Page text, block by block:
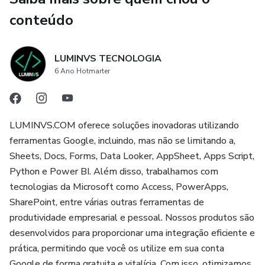
Inscreva-se agora e vamos ser produtivos 🚀
✅ Conheça nossos produtos em:
conteúdo
LUMINVS TECNOLOGIA
6 Ano Hotmarter
LUMINVS.COM oferece soluções inovadoras utilizando
ferramentas Google, incluindo, mas não se limitando a,
Sheets, Docs, Forms, Data Looker, AppSheet, Apps Script,
Python e Power BI. Além disso, trabalhamos com
tecnologias da Microsoft como Access, PowerApps,
SharePoint, entre várias outras ferramentas de
produtividade empresarial e pessoal. Nossos produtos são
desenvolvidos para proporcionar uma integração eficiente e
prática, permitindo que você os utilize em sua conta